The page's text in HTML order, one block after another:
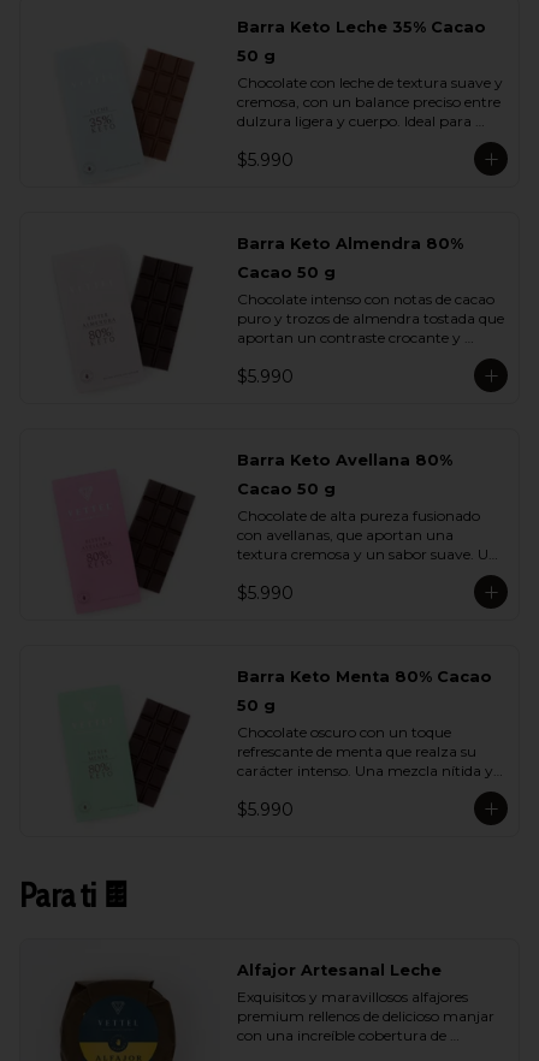
cacao en su estado más auténtico, con
natural. Una barra creada para
verdaderos amantes del cacao.
Barra Keto Leche 35% Cacao
50 g
Chocolate con leche de textura suave y
cremosa, con un balance preciso entre
dulzura ligera y cuerpo. Ideal para
quienes disfrutan del sabor del cacao
con leche sin perder la intensidad del
$5.990
Barra Keto Almendra 80%
Cacao 50 g
Chocolate intenso con notas de cacao
puro y trozos de almendra tostada que
aportan un contraste crocante y
equilibrada entre potencia y sutileza.
$5.990
Barra Keto Avellana 80%
Cacao 50 g
Chocolate de alta pureza fusionado
con avellanas, que aportan una
textura cremosa y un sabor suave. Un
equilibrio natural entre la fuerza del
cacao y la redondez de la nuez.
$5.990
Barra Keto Menta 80% Cacao
50 g
Chocolate oscuro con un toque
refrescante de menta que realza su
carácter intenso. Una mezcla nítida y
vibrante que aporta frescura sin restar
profundidad al cacao.
$5.990
Para ti 🍫
Alfajor Artesanal Leche
Exquisitos y maravillosos alfajores
premium rellenos de delicioso manjar
con una increíble cobertura de